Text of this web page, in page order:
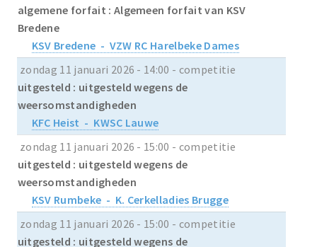
algemene forfait : Algemeen forfait van KSV
Bredene
KSV Bredene - VZW RC Harelbeke Dames
zondag 11 januari 2026 - 14:00 - competitie
uitgesteld : uitgesteld wegens de
weersomstandigheden
KFC Heist - KWSC Lauwe
zondag 11 januari 2026 - 15:00 - competitie
uitgesteld : uitgesteld wegens de
weersomstandigheden
KSV Rumbeke - K. Cerkelladies Brugge
zondag 11 januari 2026 - 15:00 - competitie
uitgesteld : uitgesteld wegens de